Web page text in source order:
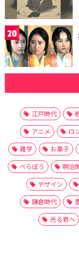
20
江戸時代
アニメ
ロ
雑学
お菓子
べらぼう
明治
デザイン
鎌倉時代
光る君へ